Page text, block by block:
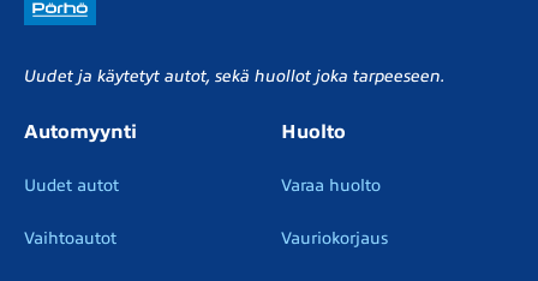
Uudet ja käytetyt autot, sekä huollot joka tarpeeseen.
Automyynti
Uudet autot
Vaihtoautot
Huolto
Varaa huolto
Vauriokorjaus